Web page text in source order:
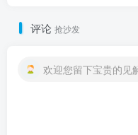
评论 抢沙发
欢迎您留下宝贵的见